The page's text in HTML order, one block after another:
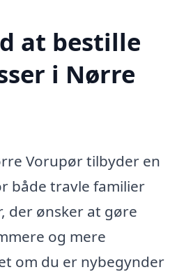
at bestille
i Nørre
Vorupør tilbyder en
både travle familier
der ønsker at gøre
og mere
om du er nybegynder